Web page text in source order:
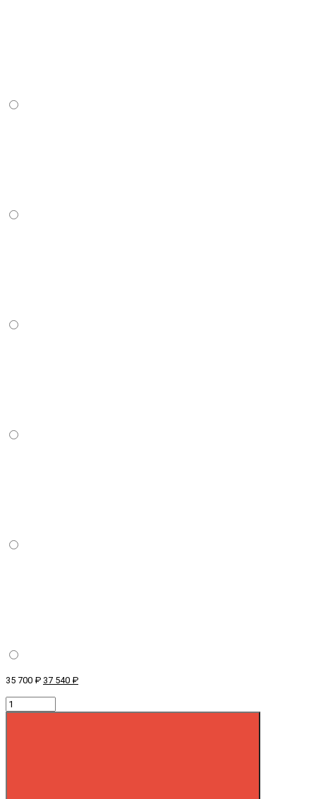
35 700 ₽ 37 540 ₽